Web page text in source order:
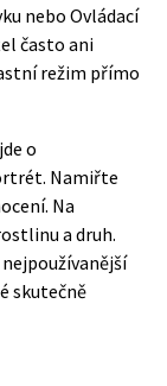
nebo Ovládací
často ani
režim přímo
o
Namiřte
Na
a druh.
skutečně